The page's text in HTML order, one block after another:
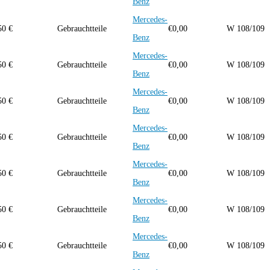
€ Gebrauchtteile
Mercedes-
Benz
€0,00 W 108/109
€ Gebrauchtteile
Mercedes-
Benz
€0,00 W 108/109
€ Gebrauchtteile
Mercedes-
Benz
€0,00 W 108/109
€ Gebrauchtteile
Mercedes-
Benz
€0,00 W 108/109
€ Gebrauchtteile
Mercedes-
Benz
€0,00 W 108/109
€ Gebrauchtteile
Mercedes-
Benz
€0,00 W 108/109
€ Gebrauchtteile
Mercedes-
Benz
€0,00 W 108/109